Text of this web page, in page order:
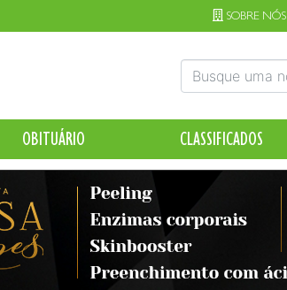
SOBRE NÓS
OBITUÁRIO CLASSIFICADOS